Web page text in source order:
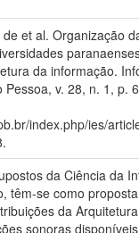
de et al. Organização
da informação.
v. 28, n. 1, p.
index.php/ies/
da Ciência da
têm-se como
da
sonoras